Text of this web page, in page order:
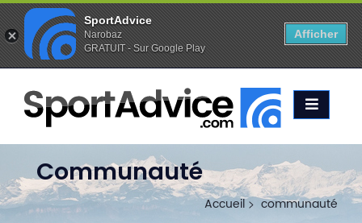
Favoris (0) Alertes (0)
ACCUEIL
SKIS
2020
CONSEILS
Communauté
Accueil communauté
SportAdvice
Narobaz
GRATUIT - Sur Google Play
Afficher